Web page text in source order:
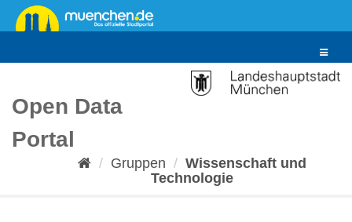
Überspringen
zum
Toggle
Open Data
Portal
Gruppen
Wissenschaft und
Technologie